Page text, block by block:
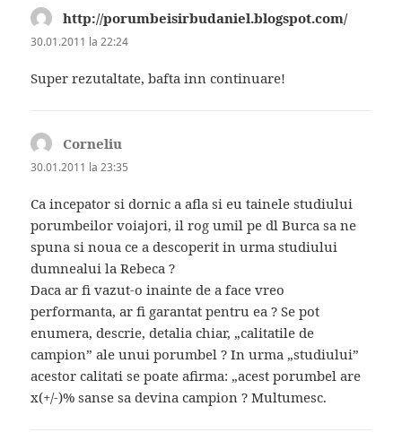
http://porumbeisirbudaniel.blogspot.com/spune:
30.01.2011 la 22:24
Super rezutaltate, bafta inn continuare!
Corneliu
30.01.2011 la 23:35
Ca incepator si dornic a afla si eu tainele studiului
porumbeilor voiajori, il rog umil pe dl Burca sa ne
spuna si noua ce a descoperit in urma studiului
dumnealui la Rebeca ?
Daca ar fi vazut-o inainte de a face vreo
performanta, ar fi garantat pentru ea ? Se pot
enumera, descrie, detalia chiar, „calitatile de
campion” ale unui porumbel ? In urma „studiului”
acestor calitati se poate afirma: „acest porumbel are
x(+/-)% sanse sa devina campion ? Multumesc.